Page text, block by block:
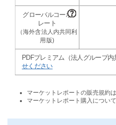
PDFプレミアム（法人グループ
せください
マーケットレポートの販売規約は
マーケットレポート購入につい